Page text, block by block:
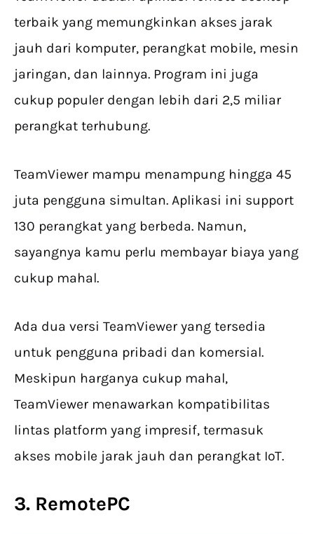
terbaik yang memungkinkan akses jarak
jauh dari komputer, perangkat mobile, mesin
jaringan, dan lainnya. Program ini juga
cukup populer dengan lebih dari 2,5 miliar
perangkat terhubung.
TeamViewer mampu menampung hingga 45
juta pengguna simultan. Aplikasi ini support
130 perangkat yang berbeda. Namun,
sayangnya kamu perlu membayar biaya yang
cukup mahal.
Ada dua versi TeamViewer yang tersedia
untuk pengguna pribadi dan komersial.
Meskipun harganya cukup mahal,
TeamViewer menawarkan kompatibilitas
lintas platform yang impresif, termasuk
akses mobile jarak jauh dan perangkat IoT.
3. RemotePC